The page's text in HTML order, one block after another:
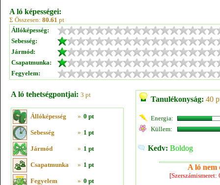
A ló képességei:
Σ Összesen: 80.61 pt
Állóképesség:
Sebesség:
Jármód:
Csapatmunka:
Fegyelem:
A ló tehetségpontjai: 3 pt
Állóképesség » 0 pt
Sebesség » 1 pt
Jármód » 1 pt
Csapatmunka » 1 pt
Fegyelem » 0 pt
Tanulékonyság: 40
Energia:
Küllem:
Kedv: Boldog
A ló nem